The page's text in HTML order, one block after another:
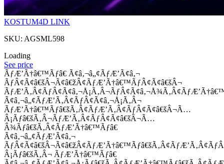
KOSTUM4D LINK
SKU: AGSML598
Loading
See price
ÃƒÆ’Ã†â€™Ãƒâ€ Ã¢â‚¬â„¢ÃƒÆ’Ã¢â‚¬
ÃƒÂ¢Ã¢â€šÂ¬Ã¢â€žÂ¢ÃƒÆ’Ã†â€™ÃƒÂ¢Ã¢â€šÂ¬
Ã¢â‚¬â„¢ÃƒÆ’Ã‚Â¢ÃƒÂ¢Ã¢â‚¬Å¡Ã‚Â¬
ÃƒÆ’Ã†â€™Ãƒâ€šÃ‚Â¢ÃƒÆ’Ã‚Â¢ÃƒÂ¢Ã¢â€šÂ¬Ã…
Â¡Ãƒâ€šÃ‚Â¬ÃƒÆ’Ã‚Â¢ÃƒÂ¢Ã¢â€šÂ¬Ã…
Â¾Ãƒâ€šÃ‚Â¢ÃƒÆ’Ã†â€™Ãƒâ€
Ã¢â‚¬â„¢ÃƒÆ’Ã¢â‚¬
Â¡Ãƒâ€šÃ‚Â¬ ÃƒÆ’Ã†â€™Ãƒâ€